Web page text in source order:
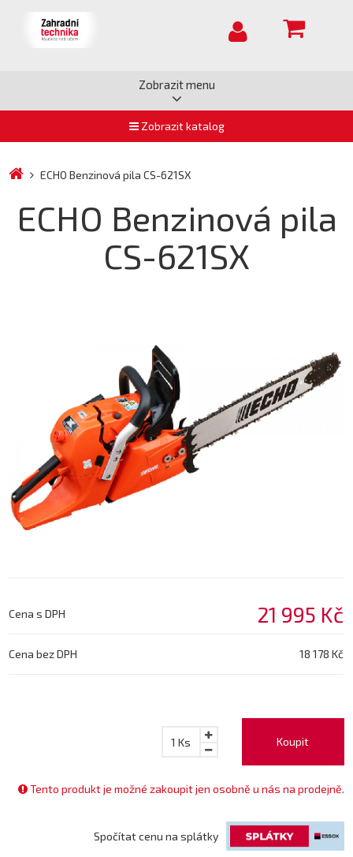
Zobrazit menu
Zobrazit katalog
ECHO Benzinová pila CS-621SX
ECHO Benzinová pila
CS-621SX
Cena s DPH 21 995 Kč
Cena bez DPH 18 178 Kč
Koupit
1 Ks
Tento produkt je možné zakoupit jen osobně u nás na prodejně.
Spočítat cenu na splátky